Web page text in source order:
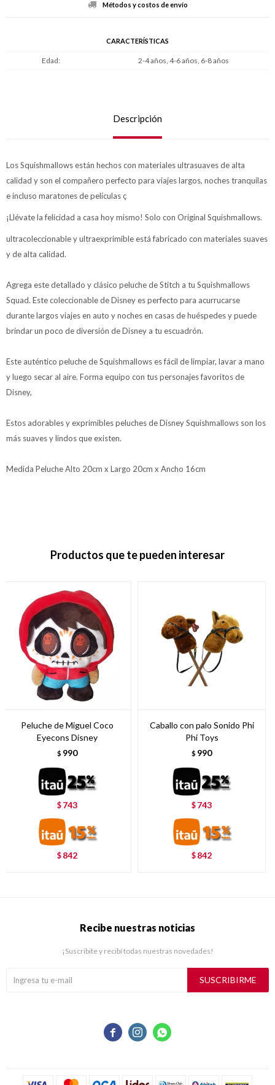
Métodos y costos de envío
CARACTERÍSTICAS
Edad 2-4 años, 4-6 años, 6-8 años
Descripción
Los Squishmallows están hechos con materiales ultrasuaves de alta
calidad y son el compañero perfecto para viajes largos, noches tranquilas
e incluso maratones de películas ç
¡Llévate la felicidad a casa hoy mismo! Solo con Original Squishmallows.
ultracoleccionable y ultraexprimible está fabricado con materiales suaves
y de alta calidad.
Agrega este detallado y clásico peluche de Stitch a tu Squishmallows
Squad. Este coleccionable de Disney es perfecto para acurrucarse
durante largos viajes en auto y noches en casas de huéspedes y puede
brindar un poco de diversión de Disney a tu escuadrón.
Este auténtico peluche de Squishmallows es fácil de limpiar, lavar a mano
y luego secar al aire. Forma equipo con tus personajes favoritos de
Disney,
Estos adorables y exprimibles peluches de Disney Squishmallows son los
más suaves y lindos que existen.
Medida Peluche Alto 20cm x Largo 20cm x Ancho 16cm
Productos que te pueden interesar
Peluche de Miguel Coco
Eyecons Disney
$ 990
$ 743
$ 842
Caballo con palo Sonido Phi
Phi Toys
$ 990
$ 743
$ 842
  
Recibe nuestras noticias
¡Suscribite y recibí todas nuestras novedades!
SUSCRIBIRME